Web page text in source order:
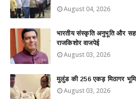
August 04, 2026
भारतीय संस्कृति अनुभूति और
राजकिशोर वाजपेई
August 03, 2026
मुलुंड की 256 एकड़ मिठागर
August 03, 2026